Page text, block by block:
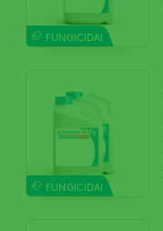
FUNGICIDAI
FUNGICIDAI